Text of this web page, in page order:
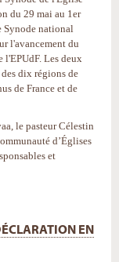
du 29 mai au 1er
Synode national
l'avancement du
l'EPUdF. Les deux
dix régions de
de France et de
le pasteur Célestin
d’Églises
et
EN